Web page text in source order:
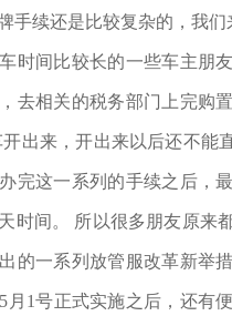
手续还是比较复杂的，我们
时间比较长的一些车主朋
去相关的税务部门上完购
开出来，开出来以后还不能
完这一系列的手续之后，
时间。 所以很多朋友原
的一系列放管服改革新举
月1号正式实施之后，还有